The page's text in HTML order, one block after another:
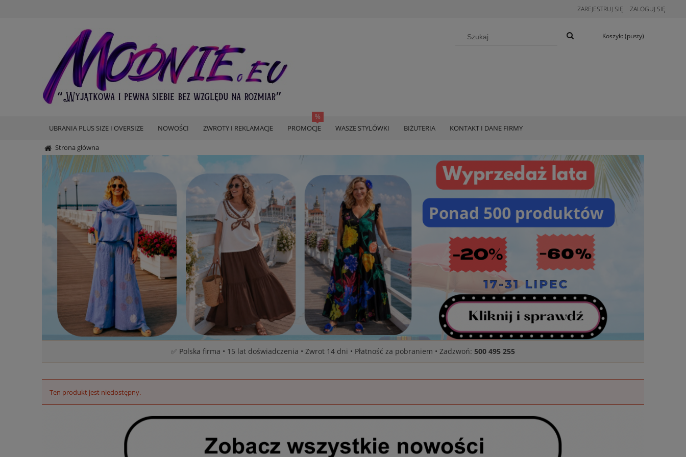
ZAREJESTRUJ SIĘ ZALOGUJ SIĘ
Koszyk: (pusty)
UBRANIA PLUS SIZE I OVERSIZE NOWOŚCI ZWROTY I REKLAMACJE PROMOCJE WASZE STYLÓWKI BIŻUTERIA KONTAKT I DANE FIRMY
Strona główna
✅ Polska firma • 15 lat doświadczenia • Zwrot 14 dni • Płatność za pobraniem • Zadzwoń: 500 495 255
Ten produkt jest niedostępny.